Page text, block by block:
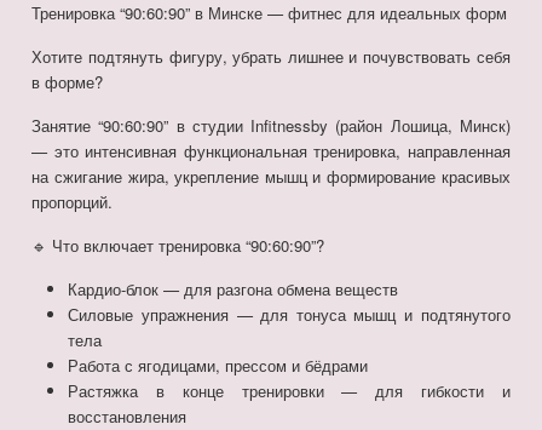
Тренировка “90:60:90” в Минске — фитнес для идеальных форм
Хотите подтянуть фигуру, убрать лишнее и почувствовать себя
в форме?
Занятие “90:60:90” в студии Infitnessby (район Лошица, Минск)
— это интенсивная функциональная тренировка, направленная
на сжигание жира, укрепление мышц и формирование красивых
пропорций.
🔹 Что включает тренировка “90:60:90”?
Кардио-блок — для разгона обмена веществ
Силовые упражнения — для тонуса мышц и подтянутого
тела
Работа с ягодицами, прессом и бёдрами
Растяжка в конце тренировки — для гибкости и
восстановления